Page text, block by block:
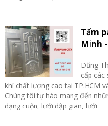
Tấm
Minh
Dũng
cấp các
khí chất lượng cao tại TP.HCM
Chúng tôi tự hào mang đến
dạng cuộn, lưới dập giãn, lưới...